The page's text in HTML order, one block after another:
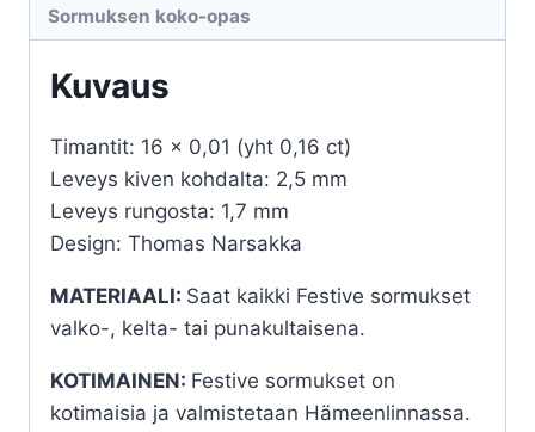
Sormuksen koko-opas
Kuvaus
Timantit: 16 x 0,01 (yht 0,16 ct)
Leveys kiven kohdalta: 2,5 mm
Leveys rungosta: 1,7 mm
Design: Thomas Narsakka
MATERIAALI: Saat kaikki Festive sormukset
valko-, kelta- tai punakultaisena.
KOTIMAINEN: Festive sormukset on
kotimaisia ja valmistetaan Hämeenlinnassa.